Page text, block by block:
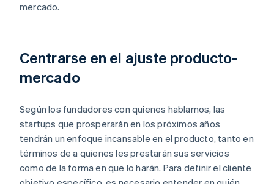
mercado.
Centrarse en el ajuste producto-
mercado
Según los fundadores con quienes hablamos, las
startups que prosperarán en los próximos años
tendrán un enfoque incansable en el producto, tanto en
términos de a quienes les prestarán sus servicios
como de la forma en que lo harán. Para definir el cliente